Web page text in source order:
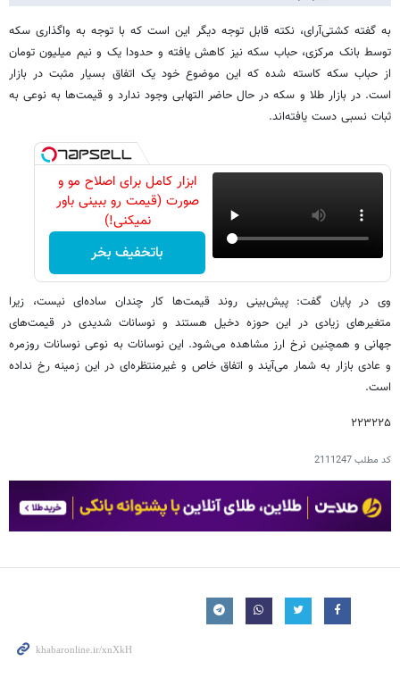
به گفته کشتی‌آرای، نکته قابل توجه دیگر این است که با توجه به واگذاری سکه
توسط بانک مرکزی، حباب سکه نیز کاهش یافته و حدودا یک و نیم میلیون تومان
از حباب سکه کاسته شده که این موضوع خود یک اتفاق بسیار مثبت در بازار
است. در بازار طلا و سکه در حال حاضر التهابی وجود ندارد و قیمت‌ها به نوعی به
ثبات نسبی دست یافته‌اند.
ابزار کامل برای اصلاح مو و
صورت (قیمت رو ببینی باور
نمیکنی!)
باتخفیف بخر
وی در پایان گفت: پیش‌بینی روند قیمت‌ها کار چندان ساده‌ای نیست، زیرا
متغیرهای زیادی در این حوزه دخیل هستند و نوسانات شدیدی در قیمت‌های
جهانی و همچنین نرخ ارز مشاهده می‌شود. این نوسانات به نوعی نوسانات روزمره
و عادی بازار به شمار می‌آیند و اتفاق خاص و غیرمنتظره‌ای در این زمینه رخ نداده
است.
۲۲۳۲۲۵
کد مطلب2111247